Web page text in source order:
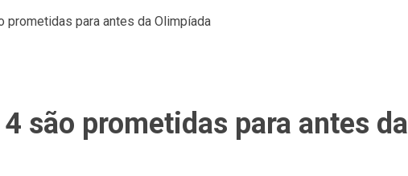
prometidas para antes da Olimpíada
são prometidas para antes da